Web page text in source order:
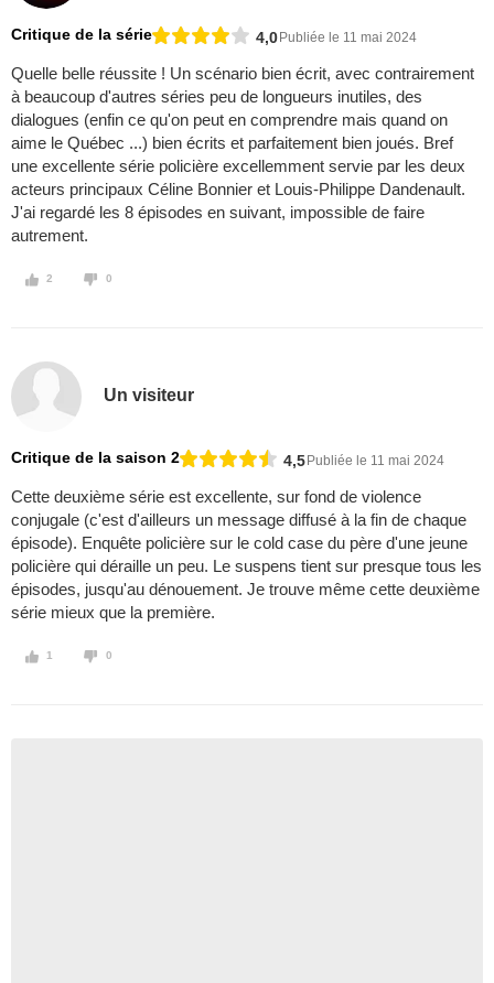
Critique de la série 4,0Publiée le 11 mai 2024
Quelle belle réussite ! Un scénario bien écrit, avec contrairement
à beaucoup d'autres séries peu de longueurs inutiles, des
dialogues (enfin ce qu'on peut en comprendre mais quand on
aime le Québec ...) bien écrits et parfaitement bien joués. Bref
une excellente série policière excellemment servie par les deux
acteurs principaux Céline Bonnier et Louis-Philippe Dandenault.
J'ai regardé les 8 épisodes en suivant, impossible de faire
autrement.
2 0
Un visiteur
Critique de la saison 2 4,5Publiée le 11 mai 2024
Cette deuxième série est excellente, sur fond de violence
conjugale (c'est d'ailleurs un message diffusé à la fin de chaque
épisode). Enquête policière sur le cold case du père d'une jeune
policière qui déraille un peu. Le suspens tient sur presque tous les
épisodes, jusqu'au dénouement. Je trouve même cette deuxième
série mieux que la première.
1 0